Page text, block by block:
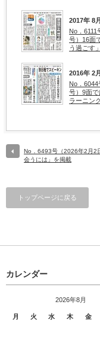
2017年 8
No．6111
号）16面
う過ごす
2016年 2
No．6044
号）9面で
ラーニン
No．6493号（2026年2月2
会うには」を掲載
トップページに戻る
カレンダー
2026年8月
月 火 水 木 金